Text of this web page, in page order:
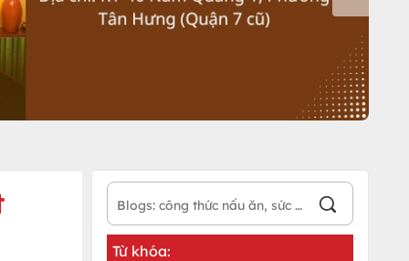
Từ khóa: